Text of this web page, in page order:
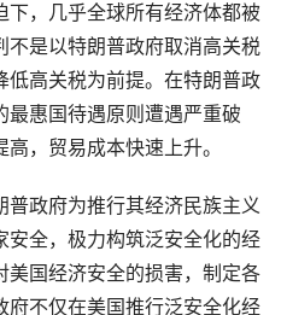
下，几乎全球所有经济体都被
不是以特朗普政府取消高关税
低高关税为前提。在特朗普政
最惠国待遇原则遭遇严重破
，贸易成本快速上升。
普政府为推行其经济民族主义
安全，极力构筑泛安全化的经
美国经济安全的损害，制定各
府不仅在美国推行泛安全化经